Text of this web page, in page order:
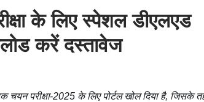
के लिए स्पेशल डीएलएड
करें दस्तावेज
चयन परीक्षा-2025 के लिए पोर्टल खोल दिया है, जिसके